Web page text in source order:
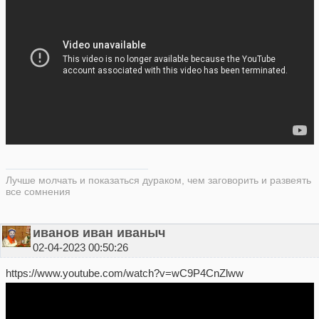
Лучше молчать и показаться дураком, чем заговорить и развеять
все сомнения
иванов иван иваныч
02-04-2023 00:50:26
https://www.youtube.com/watch?v=wC9P4CnZlww